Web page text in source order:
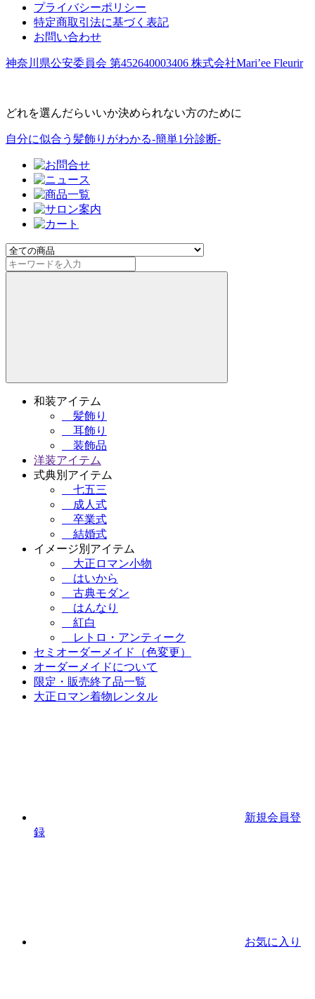
プライバシーポリシー
特定商取引法に基づく表記
お問い合わせ
神奈川県公安委員会 第452640003406 株式会社Mari’ee Fleurir
どれを選んだらいいか決められない方のために
自分に似合う髪飾りがわかる-簡単1分診断-
和装アイテム
髪飾り
耳飾り
装飾品
洋装アイテム
式典別アイテム
七五三
成人式
卒業式
結婚式
イメージ別アイテム
大正ロマン小物
はいから
古典モダン
はんなり
紅白
レトロ・アンティーク
セミオーダーメイド（色変更）
オーダーメイドについて
限定・販売終了品一覧
大正ロマン着物レンタル
新規会員登
録
お気に入り